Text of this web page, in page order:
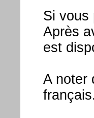
Si vous
Après
est
A noter
français.